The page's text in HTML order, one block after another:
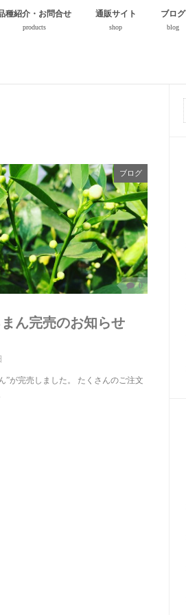
種紹介・お問合せ
products
通販サイト
shop
ブログ
blog
ブログ
0
ん完売のお知らせ
”が完売しました。 たくさんのご注文